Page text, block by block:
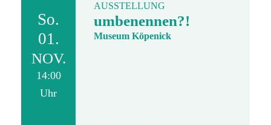
So.
01.
NOV.
14:00
Uhr
AUSSTELLUNG
umbenennen?!
Museum Köpenick